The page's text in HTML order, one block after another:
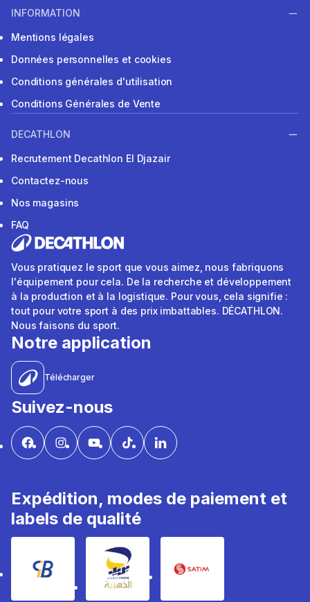
INFORMATION
Mentions légales
Données personnelles et cookies
Conditions générales d'utilisation
Conditions Générales de Vente
DECATHLON
Recrutement Decathlon El Djazair
Contactez-nous
Nos magasins
FAQ
Vous pratiquez le sport que vous aimez, nous fabriquons
l'équipement pour cela. De la recherche et développement
à la production et à la logistique. Pour vous, cela signifie :
tout pour votre sport à des prix imbattables. DÉCATHLON.
Nous faisons du sport.
Notre application
Télécharger
Suivez-nous
Expédition, modes de paiement et
labels de qualité